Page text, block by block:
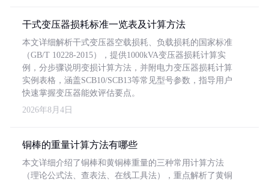
干式变压器损耗标准一览表及计算方法
本文详细解析干式变压器空载损耗、负载损耗的国家标准
（GB/T 10228-2015），提供1000kVA变压器损耗计算实
例，分步骤说明变损计算方法，并附电力变压器损耗计算
实例表格，涵盖SCB10/SCB13等常见型号参数，指导用户
快速掌握变压器能效评估要点。
2026年8月4日
铜棒的重量计算方法有哪些
本文详细介绍了铜棒和黄铜棒重量的三种常用计算方法
（理论公式法、查表法、在线工具法），重点解析了黄铜